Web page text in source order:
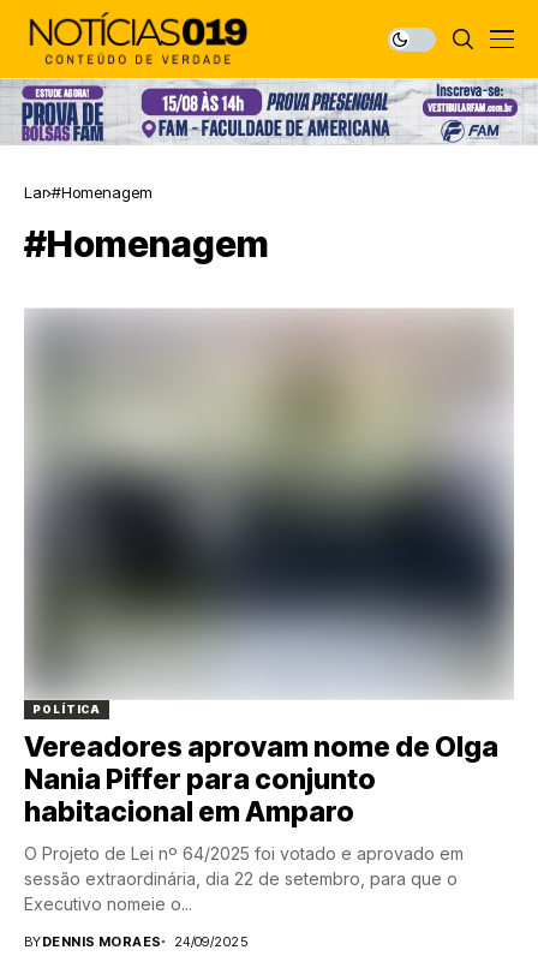
Lar #Homenagem
#Homenagem
POLÍTICA
Vereadores aprovam nome de Olga
Nania Piffer para conjunto
habitacional em Amparo
O Projeto de Lei nº 64/2025 foi votado e aprovado em
sessão extraordinária, dia 22 de setembro, para que o
Executivo nomeie o...
BYDENNIS MORAES 24/09/2025